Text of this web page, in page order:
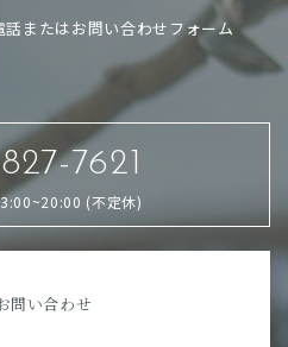
話またはお問い合わせフォーム
7621
(不定休)
問い合わせ